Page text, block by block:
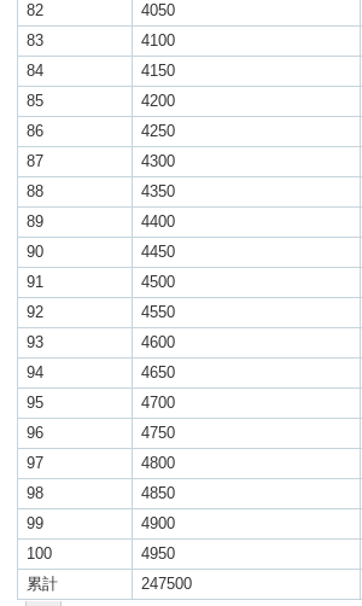
82
4050
83
4100
84
4150
85
4200
86
4250
87
4300
88
4350
89
4400
90
4450
91
4500
92
4550
93
4600
94
4650
95
4700
96
4750
97
4800
98
4850
99
4900
100
4950
累計
247500